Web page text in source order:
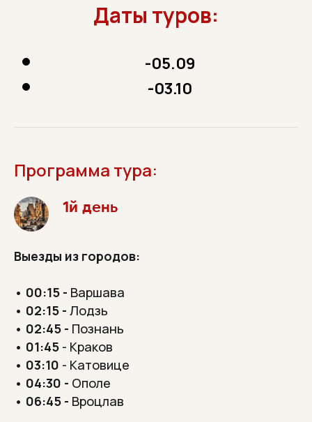
Даты туров:
-05.09
-03.10
Программа тура:
1й день
Выезды из городов:
• 00:15 - Варшава
• 02:15 - Лодзь
• 02:45 - Познань
• 01:45 - Краков
• 03:10 - Катовице
• 04:30 - Ополе
• 06:45 - Вроцлав